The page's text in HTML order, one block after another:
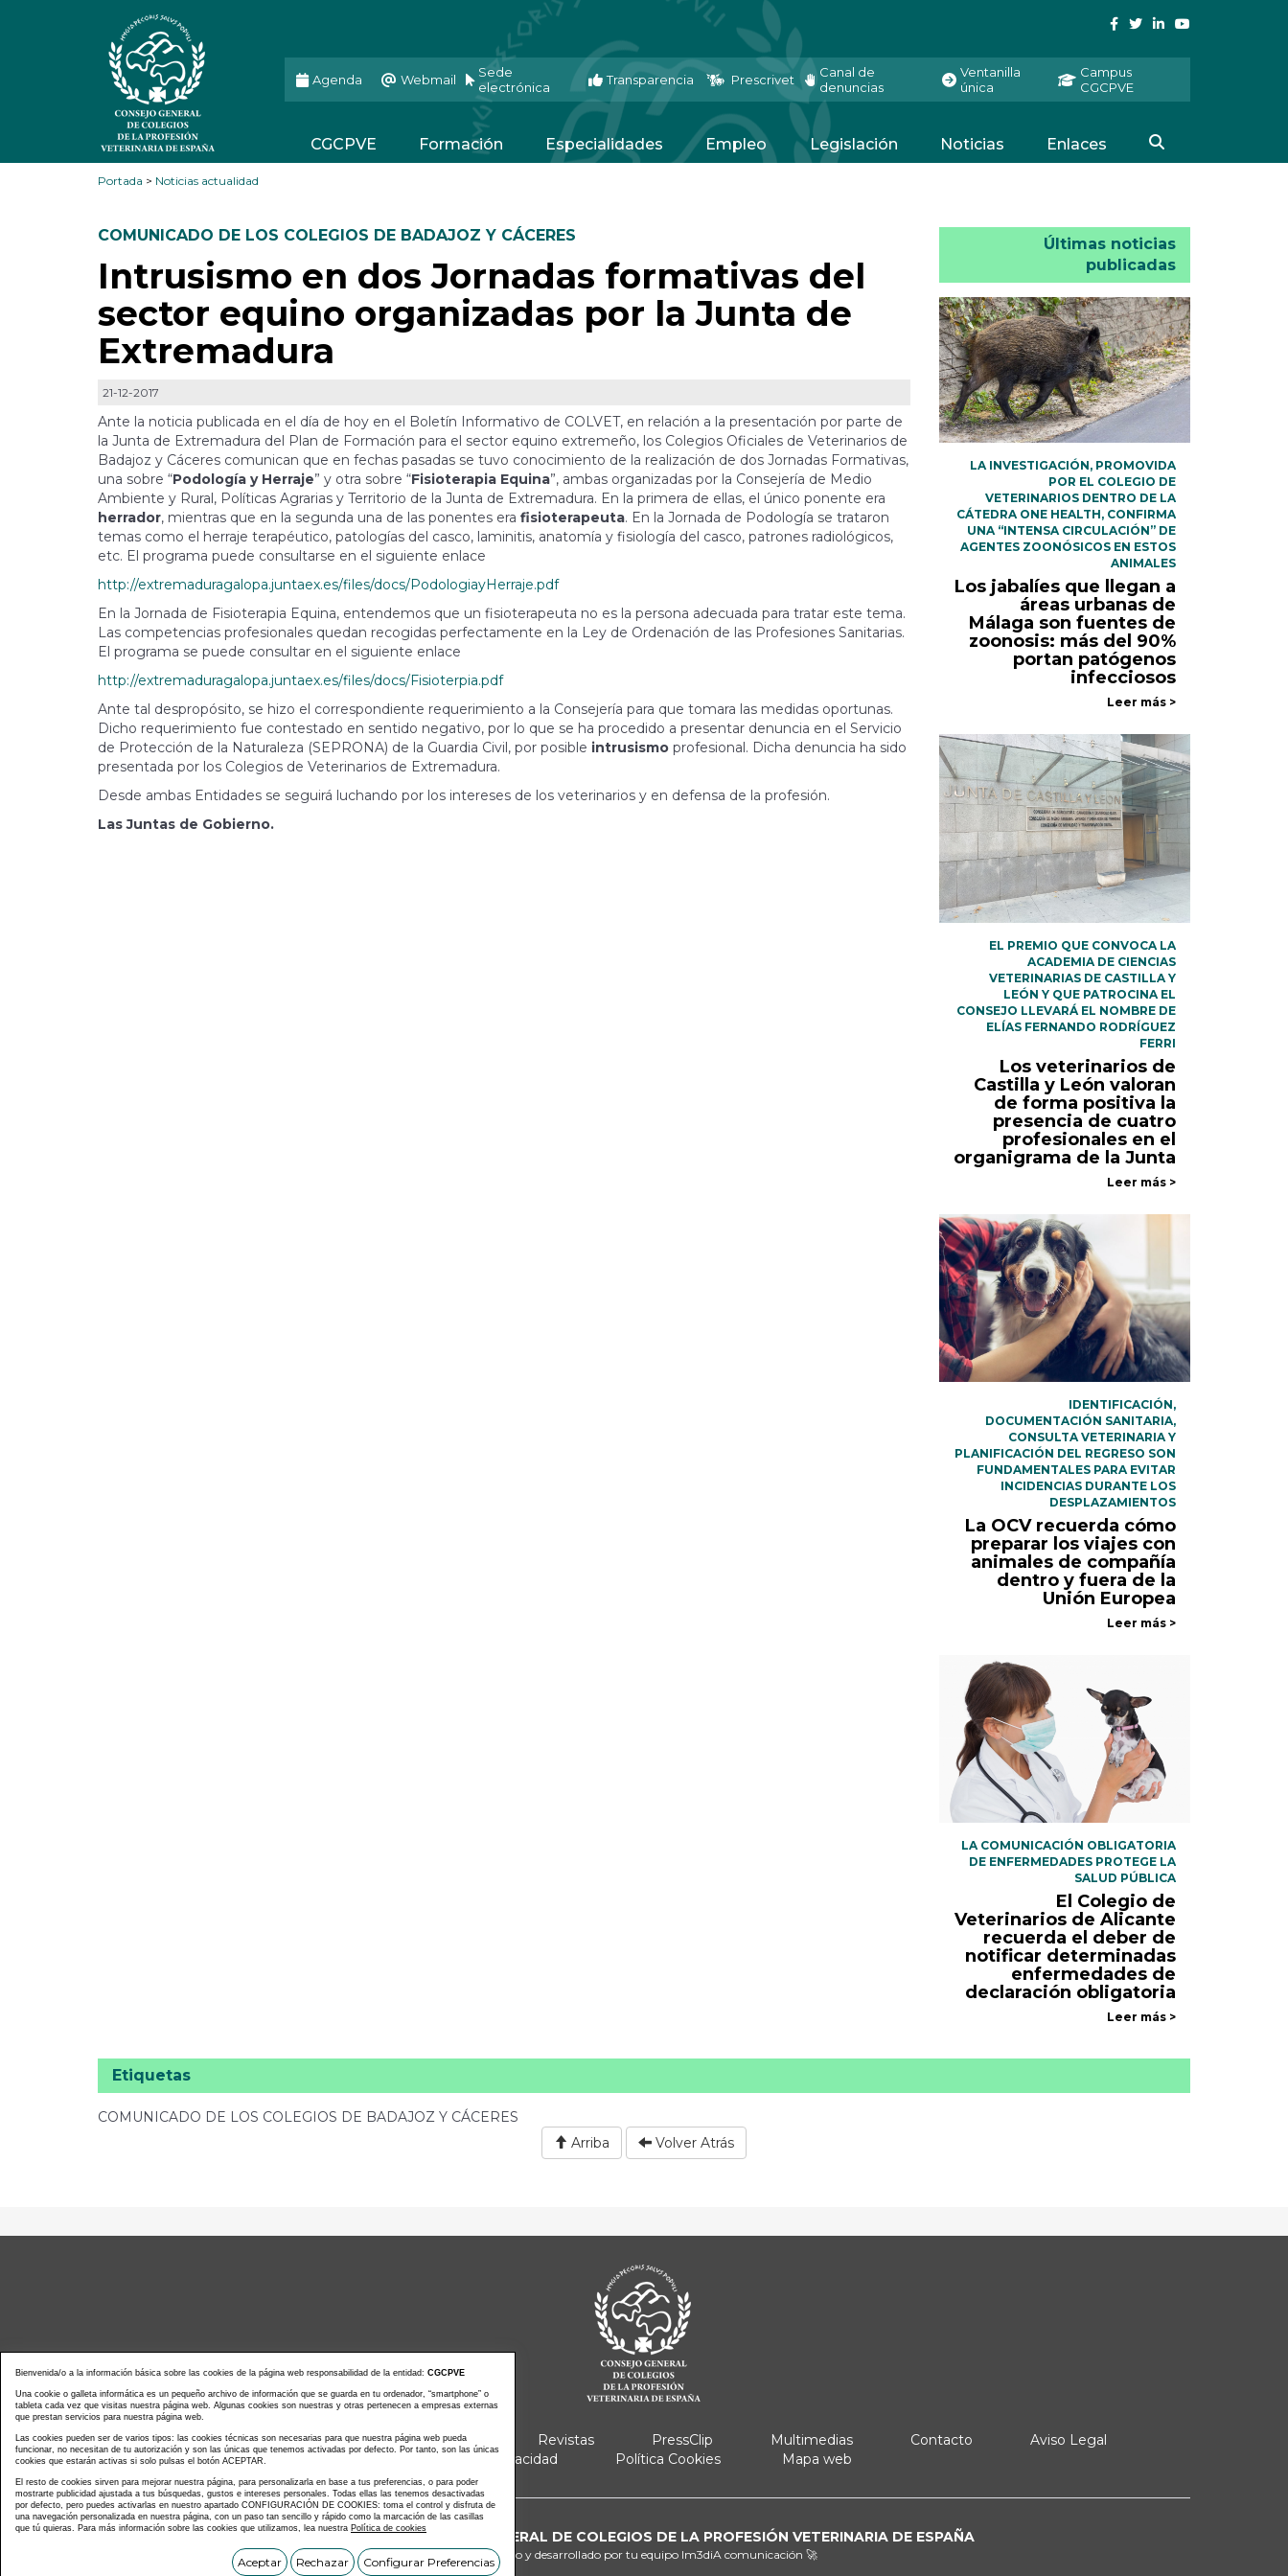
Agenda Webmail
Sede
electrónica
Transparencia Prescrivet
Canal de
denuncias
Ventanilla
única
Campus
CGCPVE
CGCPVE Formación Especialidades Empleo Legislación Noticias Enlaces
Portada > Noticias actualidad
COMUNICADO DE LOS COLEGIOS DE BADAJOZ Y CÁCERES
Intrusismo en dos Jornadas formativas del
sector equino organizadas por la Junta de
Extremadura
21-12-2017
Ante la noticia publicada en el día de hoy en el Boletín Informativo de COLVET, en relación a la presentación por parte de
la Junta de Extremadura del Plan de Formación para el sector equino extremeño, los Colegios Oficiales de Veterinarios de
Badajoz y Cáceres comunican que en fechas pasadas se tuvo conocimiento de la realización de dos Jornadas Formativas,
una sobre “Podología y Herraje” y otra sobre “Fisioterapia Equina”, ambas organizadas por la Consejería de Medio
Ambiente y Rural, Políticas Agrarias y Territorio de la Junta de Extremadura. En la primera de ellas, el único ponente era
herrador, mientras que en la segunda una de las ponentes era fisioterapeuta. En la Jornada de Podología se trataron
temas como el herraje terapéutico, patologías del casco, laminitis, anatomía y fisiología del casco, patrones radiológicos,
etc. El programa puede consultarse en el siguiente enlace
http://extremaduragalopa.juntaex.es/files/docs/PodologiayHerraje.pdf
En la Jornada de Fisioterapia Equina, entendemos que un fisioterapeuta no es la persona adecuada para tratar este tema.
Las competencias profesionales quedan recogidas perfectamente en la Ley de Ordenación de las Profesiones Sanitarias.
El programa se puede consultar en el siguiente enlace
http://extremaduragalopa.juntaex.es/files/docs/Fisioterpia.pdf
Ante tal despropósito, se hizo el correspondiente requerimiento a la Consejería para que tomara las medidas oportunas.
Dicho requerimiento fue contestado en sentido negativo, por lo que se ha procedido a presentar denuncia en el Servicio
de Protección de la Naturaleza (SEPRONA) de la Guardia Civil, por posible intrusismo profesional. Dicha denuncia ha sido
presentada por los Colegios de Veterinarios de Extremadura.
Desde ambas Entidades se seguirá luchando por los intereses de los veterinarios y en defensa de la profesión.
Las Juntas de Gobierno.
Últimas noticias
publicadas
LA INVESTIGACIÓN, PROMOVIDA
POR EL COLEGIO DE
VETERINARIOS DENTRO DE LA
CÁTEDRA ONE HEALTH, CONFIRMA
UNA “INTENSA CIRCULACIÓN” DE
AGENTES ZOONÓSICOS EN ESTOS
ANIMALES
Los jabalíes que llegan a
áreas urbanas de
Málaga son fuentes de
zoonosis: más del 90%
portan patógenos
infecciosos
Leer más >
EL PREMIO QUE CONVOCA LA
ACADEMIA DE CIENCIAS
VETERINARIAS DE CASTILLA Y
LEÓN Y QUE PATROCINA EL
CONSEJO LLEVARÁ EL NOMBRE DE
ELÍAS FERNANDO RODRÍGUEZ
FERRI
Los veterinarios de
Castilla y León valoran
de forma positiva la
presencia de cuatro
profesionales en el
organigrama de la Junta
Leer más >
IDENTIFICACIÓN,
DOCUMENTACIÓN SANITARIA,
CONSULTA VETERINARIA Y
PLANIFICACIÓN DEL REGRESO SON
FUNDAMENTALES PARA EVITAR
INCIDENCIAS DURANTE LOS
DESPLAZAMIENTOS
La OCV recuerda cómo
preparar los viajes con
animales de compañía
dentro y fuera de la
Unión Europea
Leer más >
LA COMUNICACIÓN OBLIGATORIA
DE ENFERMEDADES PROTEGE LA
SALUD PÚBLICA
El Colegio de
Veterinarios de Alicante
recuerda el deber de
notificar determinadas
enfermedades de
declaración obligatoria
Leer más >
Etiquetas
COMUNICADO DE LOS COLEGIOS DE BADAJOZ Y CÁCERES
Arriba
Volver Atrás
Noticias actualidad Agenda de Actos Revistas PressClip Multimedias Contacto
Aviso Legal
Política Privacidad
Política Cookies Mapa web
Copyright © CONSEJO GENERAL DE COLEGIOS DE LA PROFESIÓN VETERINARIA DE ESPAÑA
Diseñado y desarrollado por tu equipo Im3diA comunicación 🚀
Bienvenida/o a la información básica sobre las cookies de la página web responsabilidad de la entidad: CGCPVE
Una cookie o galleta informática es un pequeño archivo de información que se guarda en tu ordenador, “smartphone” o
tableta cada vez que visitas nuestra página web. Algunas cookies son nuestras y otras pertenecen a empresas externas
que prestan servicios para nuestra página web.
Las cookies pueden ser de varios tipos: las cookies técnicas son necesarias para que nuestra página web pueda
funcionar, no necesitan de tu autorización y son las únicas que tenemos activadas por defecto. Por tanto, son las únicas
cookies que estarán activas si solo pulsas el botón ACEPTAR.
El resto de cookies sirven para mejorar nuestra página, para personalizarla en base a tus preferencias, o para poder
mostrarte publicidad ajustada a tus búsquedas, gustos e intereses personales. Todas ellas las tenemos desactivadas
por defecto, pero puedes activarlas en nuestro apartado CONFIGURACIÓN DE COOKIES: toma el control y disfruta de
una navegación personalizada en nuestra página, con un paso tan sencillo y rápido como la marcación de las casillas
que tú quieras. Para más información sobre las cookies que utilizamos, lea nuestra Política de cookies
Aceptar Rechazar Configurar Preferencias